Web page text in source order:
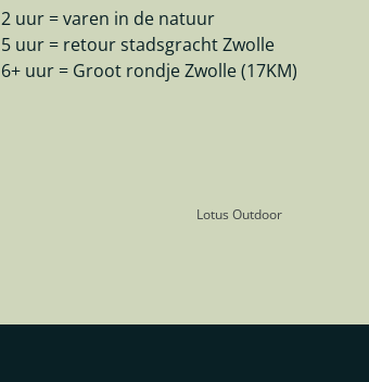
2 uur = varen in de natuur
5 uur = retour stadsgracht Zwolle
6+ uur = Groot rondje Zwolle (17KM)
Lotus Outdoor